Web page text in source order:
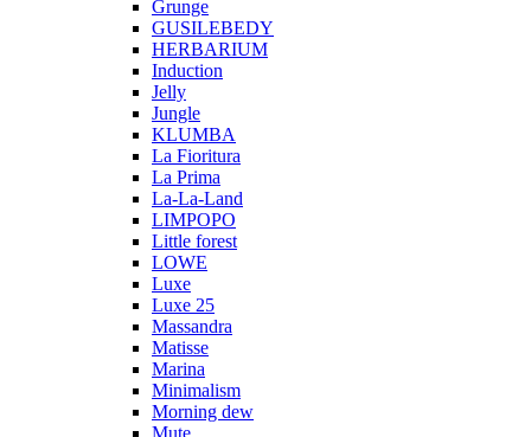
Grunge
GUSILEBEDY
HERBARIUM
Induction
Jelly
Jungle
KLUMBA
La Fioritura
La Prima
La-La-Land
LIMPOPO
Little forest
LOWE
Luxe
Luxe 25
Massandra
Matisse
Marina
Minimalism
Morning dew
Mute